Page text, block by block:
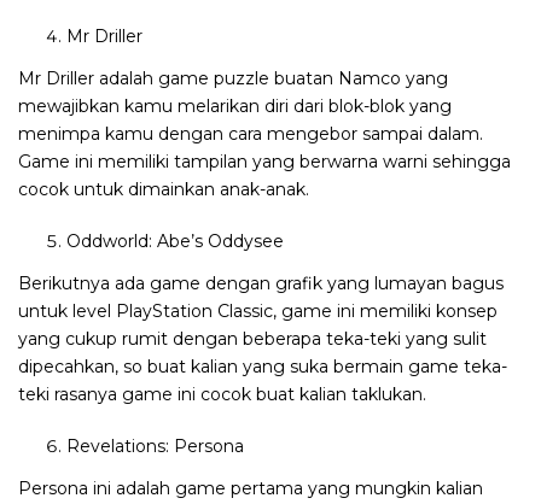
Mr Driller
Mr Driller adalah game puzzle buatan Namco yang
mewajibkan kamu melarikan diri dari blok-blok yang
menimpa kamu dengan cara mengebor sampai dalam.
Game ini memiliki tampilan yang berwarna warni sehingga
cocok untuk dimainkan anak-anak.
Oddworld: Abe’s Oddysee
Berikutnya ada game dengan grafik yang lumayan bagus
untuk level PlayStation Classic, game ini memiliki konsep
yang cukup rumit dengan beberapa teka-teki yang sulit
dipecahkan, so buat kalian yang suka bermain game teka-
teki rasanya game ini cocok buat kalian taklukan.
Revelations: Persona
Persona ini adalah game pertama yang mungkin kalian